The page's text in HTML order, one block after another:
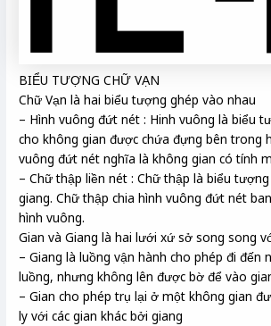
BIỂU TƯỢNG CHỮ VẠN
Chữ Vạn là hai biểu tượng ghép vào nhau
– Hình vuông đứt nét : Hinh vuông là biểu
cho không gian được chứa đựng bên trong
vuông đứt nét nghĩa là không gian có tính
– Chữ thập liền nét : Chữ thập là biểu
giang. Chữ thập chia hình vuông đứt nét
hình vuông.
Gian và Giang là hai lưới xứ sở song song
– Giang là luồng vận hành cho phép đi đến
luồng, nhưng không lên được bờ để vào
– Gian cho phép trụ lại ở một không gian
ly với các gian khác bởi giang